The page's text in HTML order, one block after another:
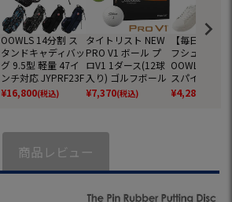
OOWLS 14分割 ス
タンドキャディバッ
グ 9.5型 軽量 47イ
ンチ対応 JYPRF23F
SB 【JYPER'Sオリ
ジナル商品】
¥16,800(税込)
タイトリスト NEW
PRO V1 ボール プ
ロV1 1ダース(12球
入り) ゴルフボール
2025年モデル TITL
EIST 日本正規品
¥7,370(税込)
【毎日発送】
フシューズ メ
OOWLS クラ
スパイクレス
ーズ
パイクレスシ
普段履き ゴ
¥4,280
商品レビュー